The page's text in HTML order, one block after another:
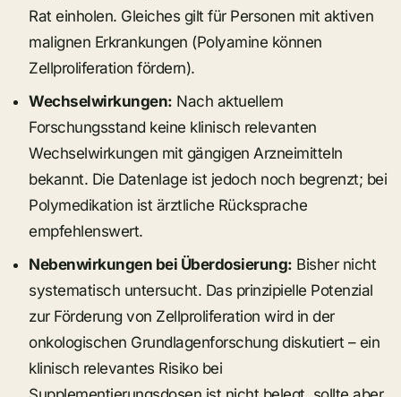
Rat einholen. Gleiches gilt für Personen mit aktiven
malignen Erkrankungen (Polyamine können
Zellproliferation fördern).
Wechselwirkungen: Nach aktuellem
Forschungsstand keine klinisch relevanten
Wechselwirkungen mit gängigen Arzneimitteln
bekannt. Die Datenlage ist jedoch noch begrenzt; bei
Polymedikation ist ärztliche Rücksprache
empfehlenswert.
Nebenwirkungen bei Überdosierung: Bisher nicht
systematisch untersucht. Das prinzipielle Potenzial
zur Förderung von Zellproliferation wird in der
onkologischen Grundlagenforschung diskutiert – ein
klinisch relevantes Risiko bei